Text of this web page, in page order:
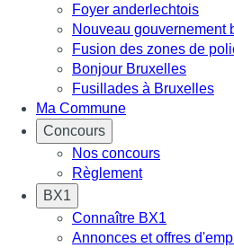
Foyer anderlechtois
Nouveau gouvernement
Fusion des zones de
Bonjour Bruxelles
Fusillades à Bruxelles
Ma Commune
Concours
Nos concours
Règlement
BX1
Connaître BX1
Annonces et offres